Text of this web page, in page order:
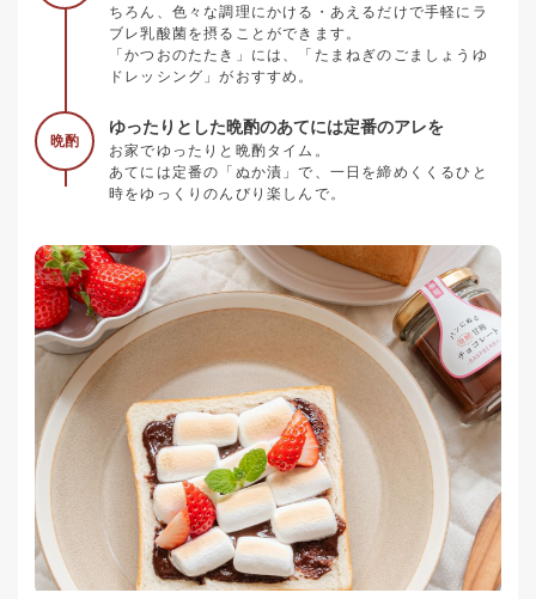
ちろん、色々な調理にかける・あえるだけで手軽にラ
ブレ乳酸菌を摂ることができます。
「かつおのたたき」には、「たまねぎのごましょうゆ
ドレッシング」がおすすめ。
晩酌
ゆったりとした晩酌のあてには定番のアレを
お家でゆったりと晩酌タイム。
あてには定番の「ぬか漬」で、一日を締めくくるひと
時をゆっくりのんびり楽しんで。